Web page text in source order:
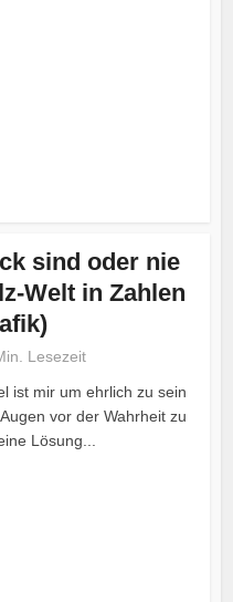
sind oder nie
Welt in Zahlen
Lesezeit
ist mir um ehrlich zu sein
vor der Wahrheit zu
Lösung...